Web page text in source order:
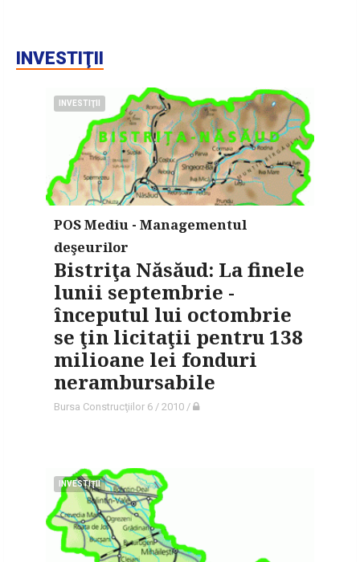
INVESTIŢII
INVESTIŢII
POS Mediu - Managementul
deşeurilor
Bistriţa Năsăud: La finele
lunii septembrie -
începutul lui octombrie
se ţin licitaţii pentru 138
milioane lei fonduri
nerambursabile
Bursa Construcţiilor 6 / 2010/
INVESTIŢII